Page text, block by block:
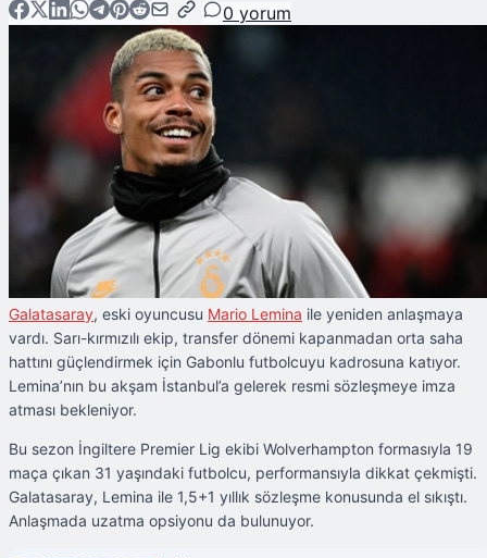
0 yorum
Galatasaray, eski oyuncusu Mario Lemina ile yeniden anlaşmaya
vardı. Sarı-kırmızılı ekip, transfer dönemi kapanmadan orta saha
hattını güçlendirmek için Gabonlu futbolcuyu kadrosuna katıyor.
Lemina’nın bu akşam İstanbul’a gelerek resmi sözleşmeye imza
atması bekleniyor.
Bu sezon İngiltere Premier Lig ekibi Wolverhampton formasıyla 19
maça çıkan 31 yaşındaki futbolcu, performansıyla dikkat çekmişti.
Galatasaray, Lemina ile 1,5+1 yıllık sözleşme konusunda el sıkıştı.
Anlaşmada uzatma opsiyonu da bulunuyor.